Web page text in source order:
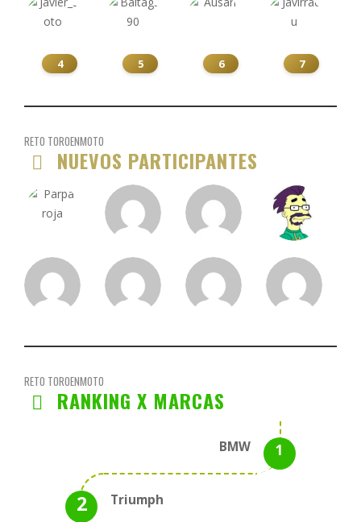
4 5 6 7
RETO TOROENMOTO
NUEVOS PARTICIPANTES
RETO TOROENMOTO
RANKING X MARCAS
BMW
Triumph